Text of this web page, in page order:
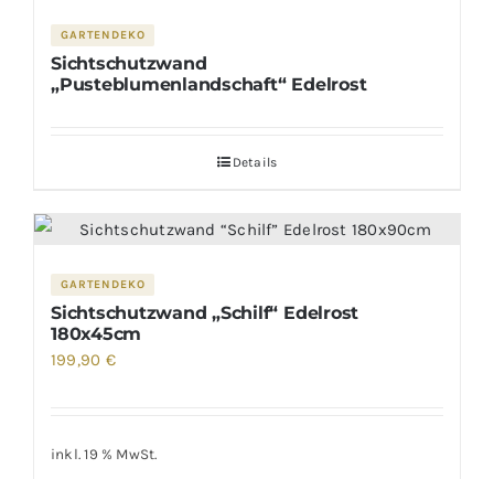
GARTENDEKO
Sichtschutzwand
„Pusteblumenlandschaft“ Edelrost
Details
GARTENDEKO
Sichtschutzwand „Schilf“ Edelrost
180x45cm
199,90 €
inkl. 19 % MwSt.